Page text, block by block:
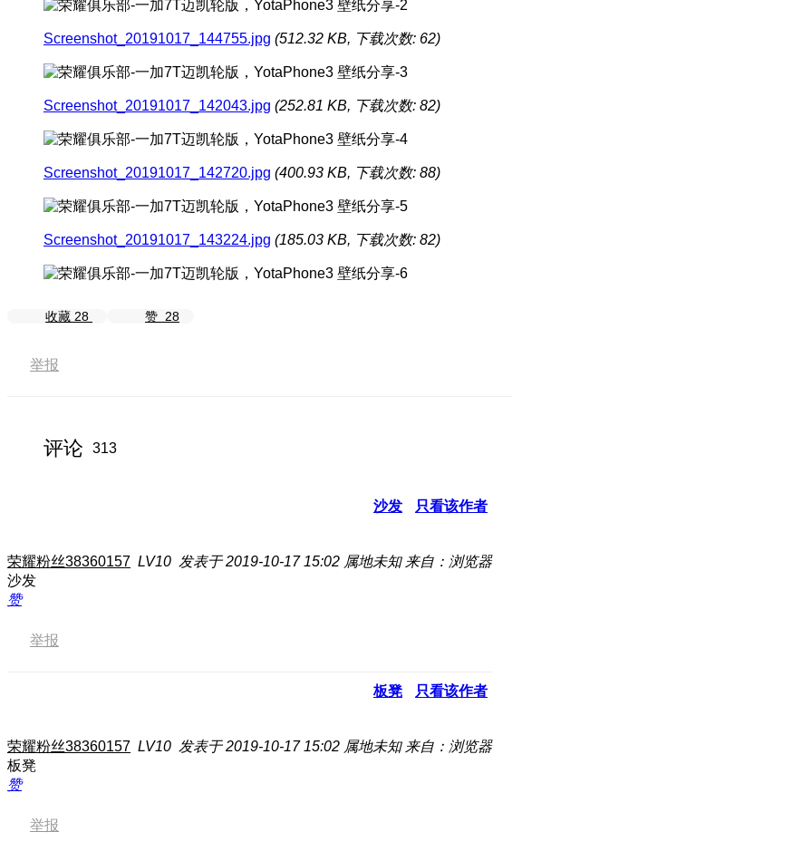
Screenshot_20191017_144755.jpg (512.32 KB, 下载次数: 62)
Screenshot_20191017_142043.jpg (252.81 KB, 下载次数: 82)
Screenshot_20191017_142720.jpg (400.93 KB, 下载次数: 88)
Screenshot_20191017_143224.jpg (185.03 KB, 下载次数: 82)
收藏 28 赞 28
举报
评论 313
沙发 只看该作者
荣耀粉丝38360157 LV10 发表于 2019-10-17 15:02 属地未知 来自：浏览器
沙发
赞
举报
板凳 只看该作者
荣耀粉丝38360157 LV10 发表于 2019-10-17 15:02 属地未知 来自：浏览器
板凳
赞
举报